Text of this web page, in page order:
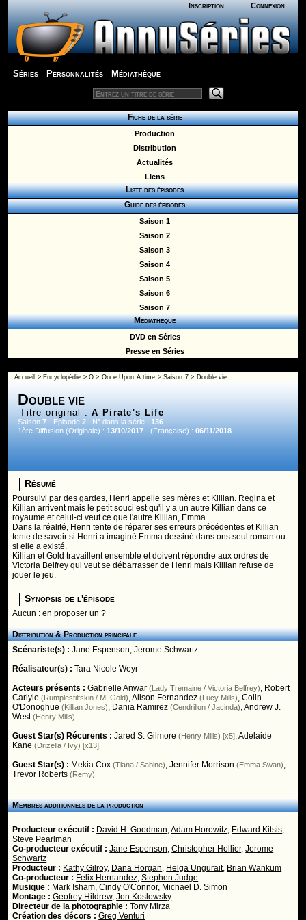
Inscription Connexion
Séries Personnalités Médiathèque
Fiche de la série
Production
Distribution
Actualités
Liens
Liste des épisodes
Guide des épisodes
Saison 1
Saison 2
Saison 3
Saison 4
Saison 5
Saison 6
Saison 7
Médiathèque
DVD en Séries
Presse en Séries
Accueil > Encyclopédie >O > Once Upon A time >Saison 7> Double vie
Double vie
Titre original :A Pirate's Life
Saison7 - Episode2 | N° dans la série :136
1ère Diffusion (Originale) :13/10/2017 - (Française) :06/11/2018
Résumé
Poursuivi par des gardes, Henri appelle ses mères et Killian. Regina et
Killian arrivent mais le petit souci est qu'il y a un autre Killian dans ce
royaume et celui-ci veut ce que l'autre Killian, Emma.
Dans la réalité, Henri tente de réparer ses erreurs précédentes et Killian
tente de savoir si Henri a imaginé Emma dessiné dans ons seul roman ou
si elle a existé.
Killian et Gold travaillent ensemble et doivent répondre aux ordres de
Victoria Belfrey qui veut se débarrasser de Henri mais Killian refuse de
jouer le jeu.
Synopsis de l'épisode
Aucun :en proposer un ?
Distribution & Production principale
Scénariste(s) :Jane Espenson,Jerome Schwartz
Réalisateur(s) :Tara Nicole Weyr
Acteurs présents :Gabrielle Anwar (Lady Tremaine / Victoria Belfrey), Robert
Carlyle (Rumplestiltskin / M. Gold),Alison Fernandez (Lucy Mills),Colin
O'Donoghue (Killian Jones), Dania Ramirez (Cendrillon / Jacinda),Andrew J.
West (Henry Mills)
Guest Star(s) Récurents :Jared S. Gilmore (Henry Mills) [x5],Adelaide
Kane (Drizella / Ivy) [x13]
Guest Star(s) : Mekia Cox (Tiana / Sabine),Jennifer Morrison (Emma Swan),
Trevor Roberts (Remy)
Membres additionnels de la production
Producteur exécutif : David H. Goodman,Adam Horowitz, Edward Kitsis,
Steve Pearlman
Co-producteur exécutif :Jane Espenson,Christopher Hollier,Jerome
Schwartz
Producteur : Kathy Gilroy, Dana Horgan, Helga Ungurait, Brian Wankum
Co-producteur : Felix Hernandez,Stephen Judge
Musique : Mark Isham,Cindy O'Connor, Michael D. Simon
Montage :Geofrey Hildrew,Jon Koslowsky
Directeur de la photographie :Tony Mirza
Création des décors :Greg Venturi